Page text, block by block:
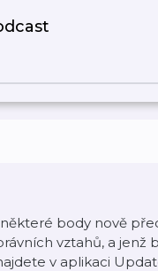
body nově
vztahů, a jenž
v aplikaci